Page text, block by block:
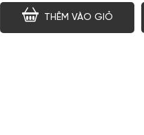
THÊM VÀO GIỎ